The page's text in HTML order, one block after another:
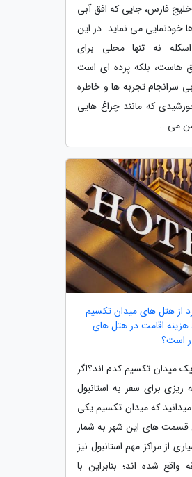
خلیج فارس، جایی که افق آبی
ها خودنمایی می نماید. در این
نه تنها محلی برای
هاست، بلکه پرده ای است
سرانجام تجربه ها و خاطره
که مانند چراغ هایی
می...
18 مورد از هتل های میدان تکسیم
استانبول11، هزینه اقامت در هتل های
است؟
میدان تکسیم کدم اند؟اگر
ریزی برای سفر به استانبول
که میدان تکسیم یکی
قسمت های این شهر به شمار
از مراکز مهم استانبول نیز
واقع شده اند؛ بنابراین با